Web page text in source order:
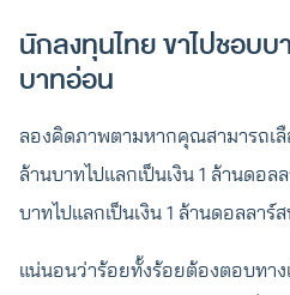
นักลงทุนไทย ขาไปชอบ
บาทอ่อน
ลองคิดภาพตามหากคุณสามารถเลื
ล้านบาทไปแลกเป็นเงิน 1 ล้านดอล
บาทไปแลกเป็นเงิน 1 ล้านดอลลา
แน่นอนว่าร้อยทั้งร้อยต้องตอบทาง